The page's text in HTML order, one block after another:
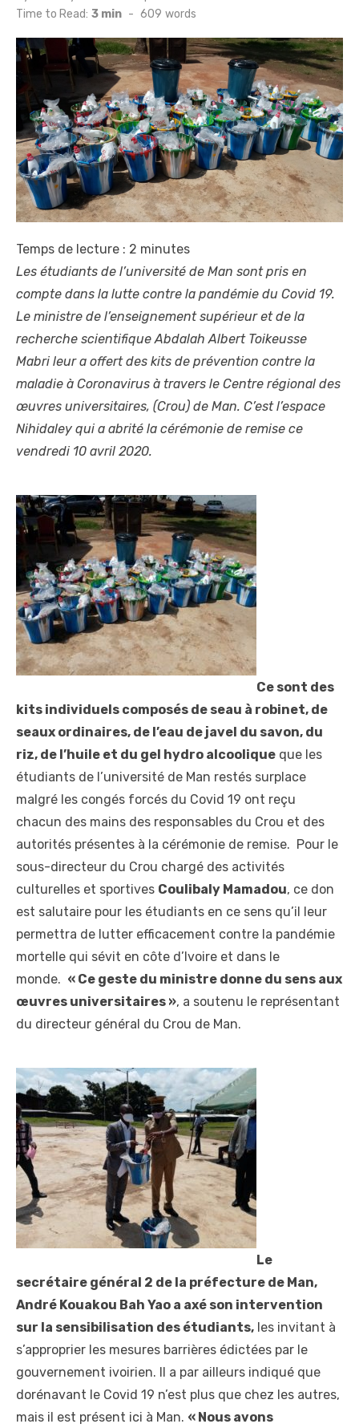
Time to Read: 3 min - 609 words
Temps de lecture : 2 minutes
Les étudiants de l’université de Man sont pris en
compte dans la lutte contre la pandémie du Covid 19.
Le ministre de l’enseignement supérieur et de la
recherche scientifique Abdalah Albert Toikeusse
Mabri leur a offert des kits de prévention contre la
maladie à Coronavirus à travers le Centre régional des
œuvres universitaires, (Crou) de Man. C’est l’espace
Nihidaley qui a abrité la cérémonie de remise ce
vendredi 10 avril 2020.
Ce sont des
kits individuels composés de seau à robinet, de
seaux ordinaires, de l’eau de javel du savon, du
riz, de l’huile et du gel hydro alcoolique que les
étudiants de l’université de Man restés surplace
malgré les congés forcés du Covid 19 ont reçu
chacun des mains des responsables du Crou et des
autorités présentes à la cérémonie de remise. Pour le
sous-directeur du Crou chargé des activités
culturelles et sportives Coulibaly Mamadou, ce don
est salutaire pour les étudiants en ce sens qu’il leur
permettra de lutter efficacement contre la pandémie
mortelle qui sévit en côte d’Ivoire et dans le
monde. « Ce geste du ministre donne du sens aux
œuvres universitaires », a soutenu le représentant
du directeur général du Crou de Man.
Le
secrétaire général 2 de la préfecture de Man,
André Kouakou Bah Yao a axé son intervention
sur la sensibilisation des étudiants, les invitant à
s’approprier les mesures barrières édictées par le
gouvernement ivoirien. Il a par ailleurs indiqué que
dorénavant le Covid 19 n’est plus que chez les autres,
mais il est présent ici à Man. « Nous avons